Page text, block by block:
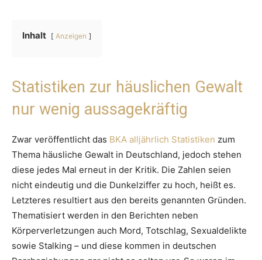
Inhalt Anzeigen
Statistiken zur häuslichen Gewalt
nur wenig aussagekräftig
Zwar veröffentlicht das BKA alljährlich Statistiken zum
Thema häusliche Gewalt in Deutschland, jedoch stehen
diese jedes Mal erneut in der Kritik. Die Zahlen seien
nicht eindeutig und die Dunkelziffer zu hoch, heißt es.
Letzteres resultiert aus den bereits genannten Gründen.
Thematisiert werden in den Berichten neben
Körperverletzungen auch Mord, Totschlag, Sexualdelikte
sowie Stalking – und diese kommen in deutschen